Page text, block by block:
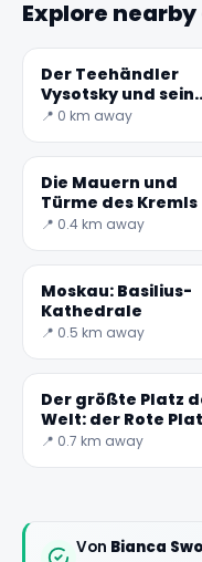
Explore nearby
Der Teehändler
Vysotsky und sein
Haus auf
📍 0 km away
Die Mauern und
Türme des Kremls
📍 0.4 km away
Moskau: Basilius-
Kathedrale
📍 0.5 km away
Der größte Platz
Welt: der Rote
in Moskau
📍 0.7 km away
Von Bianca